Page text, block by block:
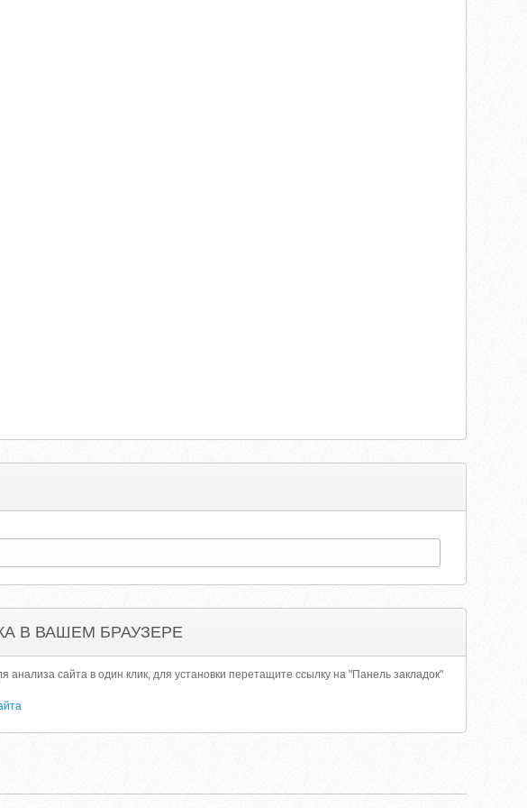
В ВАШЕМ БРАУЗЕРЕ
анализа сайта в один клик, для установки перетащите ссылку на "Панель закладок"